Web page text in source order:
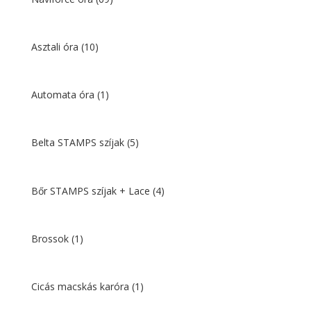
Asztali óra (10)
Automata óra (1)
Belta STAMPS szíjak (5)
Bőr STAMPS szíjak + Lace (4)
Brossok (1)
Cicás macskás karóra (1)